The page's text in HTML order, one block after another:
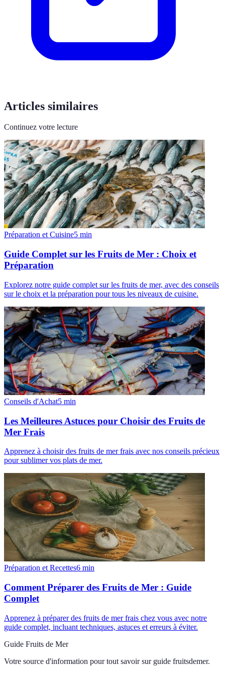
Articles similaires
Continuez votre lecture
Préparation et Cuisine5 min
Guide Complet sur les Fruits de Mer : Choix et
Préparation
Explorez notre guide complet sur les fruits de mer, avec des conseils
sur le choix et la préparation pour tous les niveaux de cuisine.
Conseils d'Achat5 min
Les Meilleures Astuces pour Choisir des Fruits de
Mer Frais
Apprenez à choisir des fruits de mer frais avec nos conseils précieux
pour sublimer vos plats de mer.
Préparation et Recettes6 min
Comment Préparer des Fruits de Mer : Guide
Complet
Apprenez à préparer des fruits de mer frais chez vous avec notre
guide complet, incluant techniques, astuces et erreurs à éviter.
Guide Fruits de Mer
Votre source d'information pour tout savoir sur guide fruitsdemer.